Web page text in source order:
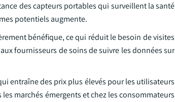
des capteurs portables qui surveillent la santé
potentiels augmente.
bénéfique, ce qui réduit le besoin de visites
fournisseurs de soins de suivre les données sur
entraîne des prix plus élevés pour les utilisateurs
marchés émergents et chez les consommateurs